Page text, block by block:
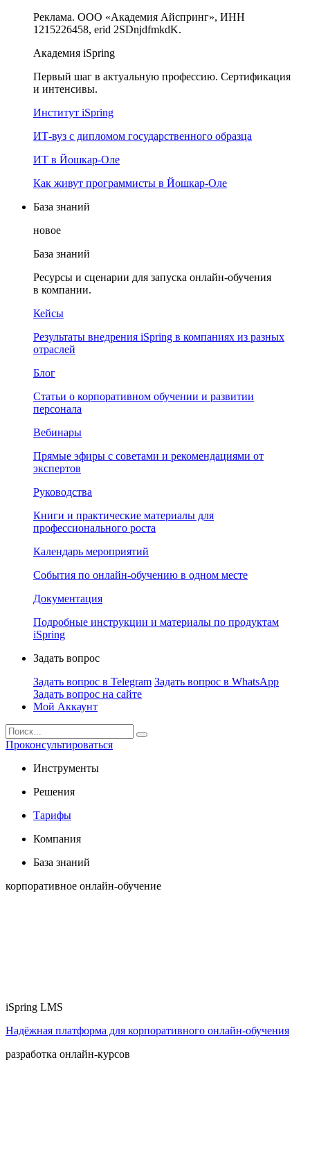
Реклама. ООО «Академия Айспринг», ИНН
1215226458, erid 2SDnjdfmkdK.
Академия iSpring
Первый шаг в актуальную профессию. Сертификация
и интенсивы.
Институт iSpring
ИТ-вуз с дипломом государственного образца
ИТ в Йошкар-Оле
Как живут программисты в Йошкар‑Оле
База знаний
новое
База знаний
Ресурсы и сценарии для запуска онлайн-обучения
в компании.
Кейсы
Результаты внедрения iSpring в компаниях из разных
отраслей
Блог
Статьи о корпоративном обучении и развитии
персонала
Вебинары
Прямые эфиры с советами и рекомендациями от
экспертов
Руководства
Книги и практические материалы для
профессионального роста
Календарь мероприятий
События по онлайн-обучению в одном месте
Документация
Подробные инструкции и материалы по продуктам
iSpring
Задать вопрос
Задать вопрос в Telegram Задать вопрос в WhatsApp
Задать вопрос на сайте
Мой Аккаунт
Проконсультироваться
Инструменты
Решения
Тарифы
Компания
База знаний
корпоративное онлайн-обучение
iSpring LMS
Надёжная платформа для корпоративного онлайн‑обучения
разработка онлайн-курсов